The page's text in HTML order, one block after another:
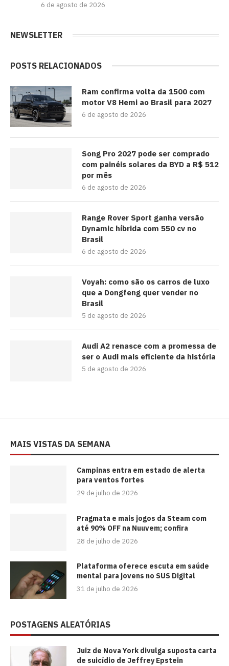
6 de agosto de 2026
NEWSLETTER
POSTS RELACIONADOS
Ram confirma volta da 1500 com
motor V8 Hemi ao Brasil para 2027
6 de agosto de 2026
Song Pro 2027 pode ser comprado
com painéis solares da BYD a R$ 512
por mês
6 de agosto de 2026
Range Rover Sport ganha versão
Dynamic híbrida com 550 cv no
Brasil
6 de agosto de 2026
Voyah: como são os carros de luxo
que a Dongfeng quer vender no
Brasil
5 de agosto de 2026
Audi A2 renasce com a promessa de
ser o Audi mais eficiente da história
5 de agosto de 2026
MAIS VISTAS DA SEMANA
Campinas entra em estado de alerta
para ventos fortes
29 de julho de 2026
Pragmata e mais jogos da Steam com
até 90% OFF na Nuuvem; confira
28 de julho de 2026
Plataforma oferece escuta em saúde
mental para jovens no SUS Digital
31 de julho de 2026
POSTAGENS ALEATÓRIAS
Juiz de Nova York divulga suposta carta
de suicídio de Jeffrey Epstein